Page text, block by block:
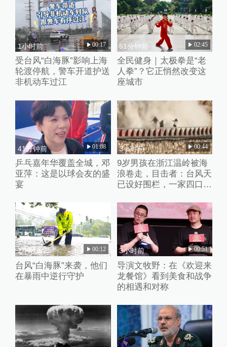
1小时前 00:17
受台风“白海豚”影响上海
轮渡停航，警车开道护送
非机动车过江
51分钟前 02:45
全民健身｜太极拳是“老
人拳”？它正悄然改变这
座城市
41分钟前 01:08
乒乓嘉年华覆盖全城，邓
亚萍：这是以球会友的盛
宴
3小时前 00:44
9岁男孩在浙江温岭被海
浪卷走，目击者：台风天
已设好围栏，一家四口翻
2小时前 00:12
台风“白海豚”来袭，他们
在暴雨中逆行守护
3小时前 00:51
导演文牧野：在《欢迎来
龙餐馆》看到美食和战争
的相遇和对称